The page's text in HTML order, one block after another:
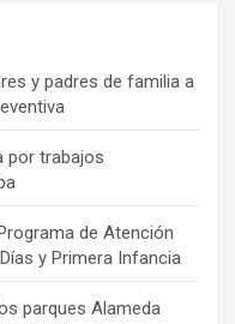
y padres de familia a
por trabajos
de Atención
y Primera Infancia
parques Alameda